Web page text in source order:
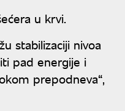
u krvi.
stabilizaciji nivoa
pad energije i
prepodneva“,